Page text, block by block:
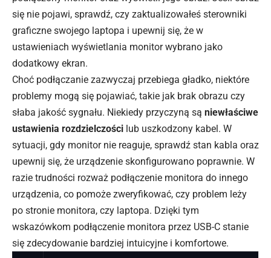
się nie pojawi, sprawdź, czy zaktualizowałeś sterowniki
graficzne swojego laptopa i upewnij się, że w
ustawieniach wyświetlania monitor wybrano jako
dodatkowy ekran.
Choć podłączanie zazwyczaj przebiega gładko, niektóre
problemy mogą się pojawiać, takie jak brak obrazu czy
słaba jakość sygnału. Niekiedy przyczyną są niewłaściwe
ustawienia rozdzielczości lub uszkodzony kabel. W
sytuacji, gdy monitor nie reaguje, sprawdź stan kabla oraz
upewnij się, że urządzenie skonfigurowano poprawnie. W
razie trudności rozważ podłączenie monitora do innego
urządzenia, co pomoże zweryfikować, czy problem leży
po stronie monitora, czy laptopa. Dzięki tym
wskazówkom podłączenie monitora przez USB-C stanie
się zdecydowanie bardziej intuicyjne i komfortowe.